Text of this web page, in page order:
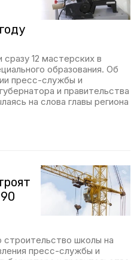
12 мастерских в
образования. Об
пресс-службы и
и правительства
на слова главы региона
школы на
пресс-службы и